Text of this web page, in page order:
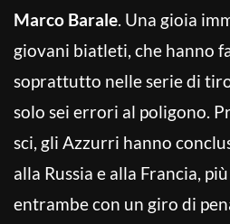
Marco Barale. Una gioia
giovani biatleti, che hanno
soprattutto nelle serie di
solo sei errori al poligono.
sci, gli Azzurri hanno
alla Russia e alla Francia,
entrambe con un giro di